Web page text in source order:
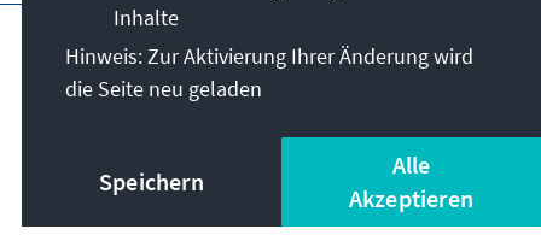
Hauptseite der KAS
Nutzungsbedingungen
Erklärung zur Barrierefreiheit
© Konrad-Adenauer-Stiftung e.V. 2026
Inhalte
Hinweis: Zur Aktivierung Ihrer Änderung wird
die Seite neu geladen
Speichern
Alle
Akzeptieren